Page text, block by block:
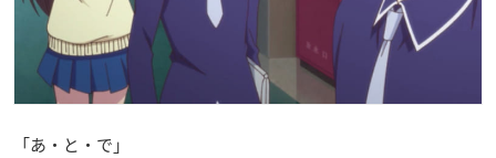
「あ・と・で」